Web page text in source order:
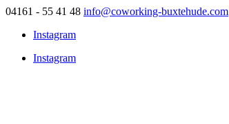
04161 - 55 41 48 info@coworking-buxtehude.com
Instagram
Instagram